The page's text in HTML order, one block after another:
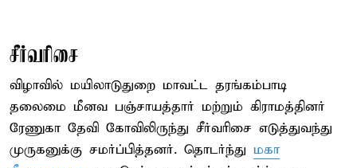
சீர்வரிசை
விழாவில் மயிலாடுதுறை மாவட்ட தரங்கம்பாடி
தலைமை மீனவ பஞ்சாயத்தார் மற்றும் கிராமத்தினர்
ரேணுகா தேவி கோவிலிருந்து சீர்வரிசை எடுத்துவந்து
முருகனுக்கு சமர்ப்பித்தனர். தொடர்ந்து மகா